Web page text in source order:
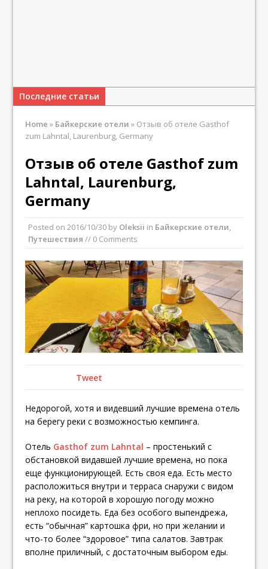
Последние статьи
Home » Байкерские отели » Отзыв об отеле Gasthof
zum Lahntal, Laurenburg, Germany
Отзыв об отеле Gasthof zum
Lahntal, Laurenburg,
Germany
Posted on 2016/10/30 by Oleksii in Байкерские отели
Путешествия // 0 Comments
Tweet
Недорогой, хотя и видевший лучшие времена отель
на берегу реки с возможностью кемпинга.
Отель Gasthof zum Lahntal – простенький с
обстановкой видавшей лучшие времена, но пока
еще функционирующей. Есть своя еда. Есть место
расположиться внутри и терраса снаружи с видом
на реку, на которой в хорошую погоду можно
неплохо посидеть. Еда без особого выпендрежа,
есть “обычная” картошка фри, но при желании и
что-то более “здоровое” типа салатов. Завтрак
вполне приличный, с достаточным выбором еды.